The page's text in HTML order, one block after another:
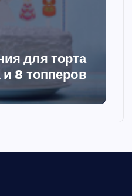
для торта
8 топперов